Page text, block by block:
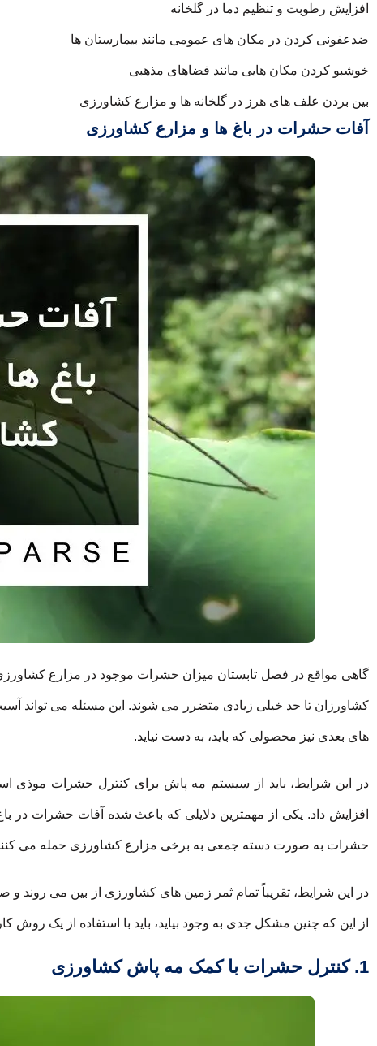
افزایش رطوبت و تنظیم دما در گلخانه
ضدعفونی کردن در مکان های عمومی مانند بیمارستان ها
خوشبو کردن مکان هایی مانند فضاهای مذهبی
بین بردن علف های هرز در گلخانه ها و مزارع کشاورزی
آفات حشرات در باغ ها و مزارع کشاورزی
گاهی مواقع در فصل تابستان میزان حشرات موجود در مزارع
کشاورزان تا حد خیلی زیادی متضرر می شوند. این مسئله می تواند
های بعدی نیز محصولی که باید، به دست نیاید.
در این شرایط، باید از سیستم مه پاش برای کنترل حشرات موذی
افزایش داد. یکی از مهمترین دلایلی که باعث شده آفات حشرات
حشرات به صورت دسته جمعی به برخی مزارع کشاورزی حمله می
در این شرایط، تقریباً تمام ثمر زمین های کشاورزی از بین می روند
از این که چنین مشکل جدی به وجود بیاید، باید با استفاده از یک
1. کنترل حشرات با کمک مه پاش کشاورزی